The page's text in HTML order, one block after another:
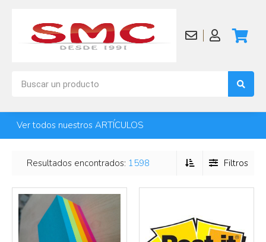
Ver todos nuestros ARTÍCULOS
Resultados encontrados: 1598 Filtros